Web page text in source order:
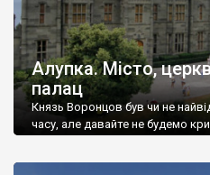
Алупка. Місто,
палац
Князь Воронцов був чи не
часу, але давайте не будемо